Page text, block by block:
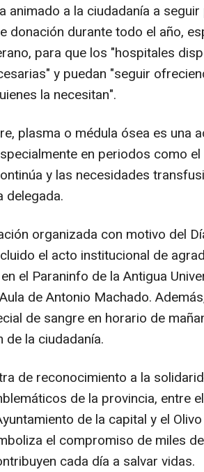
animado a la ciudadanía a
donación durante todo el año,
para que los "hospitales
y puedan "seguir
la necesitan".
plasma o médula ósea es una
en periodos como
y las necesidades
delegada.
organizada con motivo del
el acto institucional de
el Paraninfo de la Antigua
de Antonio Machado.
de sangre en horario de
de la ciudadanía.
de reconocimiento a la
de la provincia, entre
de la capital y el
el compromiso de miles
cada día a salvar vidas.